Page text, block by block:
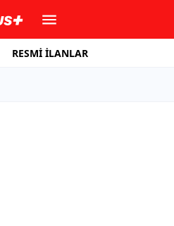
RESMİ İLANLAR